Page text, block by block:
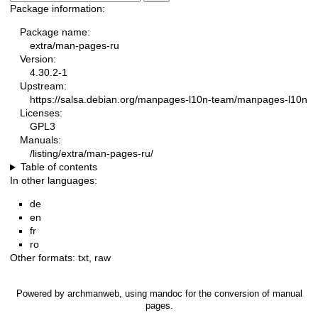
Package information:
Package name:
extra/man-pages-ru
Version:
4.30.2-1
Upstream:
https://salsa.debian.org/manpages-l10n-team/manpages-l10n
Licenses:
GPL3
Manuals:
/listing/extra/man-pages-ru/
Table of contents
In other languages:
de
en
fr
ro
Other formats: txt, raw
Powered by archmanweb, using mandoc for the conversion of manual
pages.